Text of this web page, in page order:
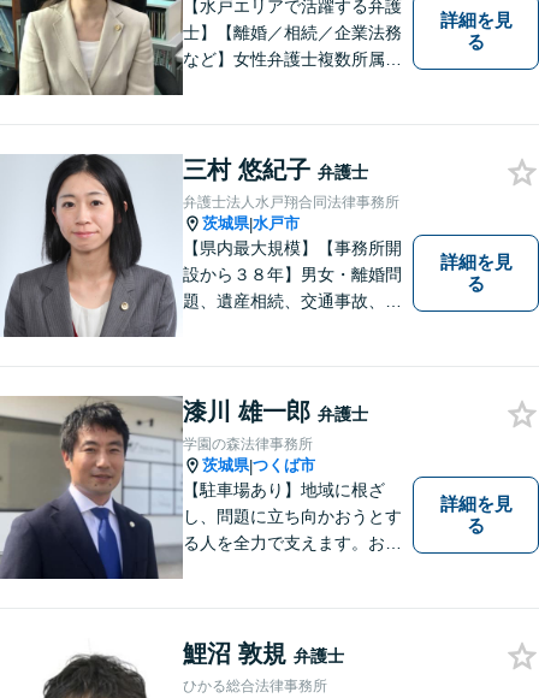
【水戸エリアで活躍する弁護
士】【離婚／相続／企業法務
など】女性弁護士複数所属／
いたします。お困りごとがあ
ればお気軽にご相談くださ
い。
詳細を見
る
三村 悠紀子 弁護士
弁護士法人水戸翔合同法律事務所
茨城県|水戸市
【県内最大規模】【事務所開
設から３８年】男女・離婚問
題、遺産相続、交通事故、労
りごとがあればお気軽にご相
談ください！お一人おひとり
に誠実に向き合います。
詳細を見
る
漆川 雄一郎 弁護士
学園の森法律事務所
茨城県|つくば市
【駐車場あり】地域に根ざ
し、問題に立ち向かおうとす
る人を全力で支えます。お困
詳細を見
る
鯉沼 敦規 弁護士
ひかる総合法律事務所